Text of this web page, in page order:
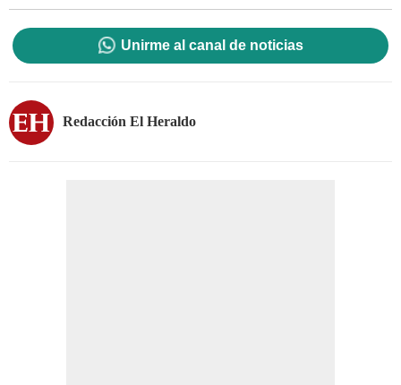
Unirme al canal de noticias
Redacción El Heraldo